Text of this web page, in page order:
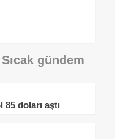
Sıcak gündem
doları aştı